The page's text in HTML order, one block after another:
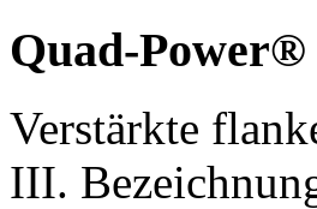
Quad-Power®
Verstärkte
III.